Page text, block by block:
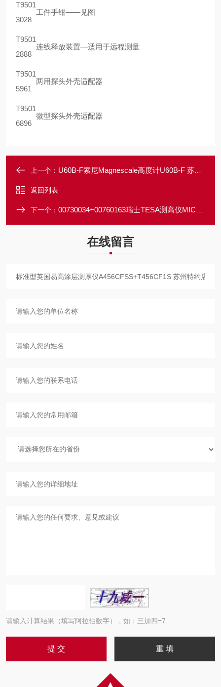
T9501
3028
工件手钳——见图
T9501
2888
连线释放装置—适用于远程测量
T9501
5961
两用探头外壳适配器
T9501
6896
微型探头外壳适配器
上一个： U60B-F索尼Magnescale高度计U60B-F 苏州大量批发
返回列表
下一个： 00730034+00760163瑞士TESA测高仪MICRO-HITE 600 型号00730034+00760163
在线留言
请输入计算结果（填写阿拉伯数字），如：三加四=7